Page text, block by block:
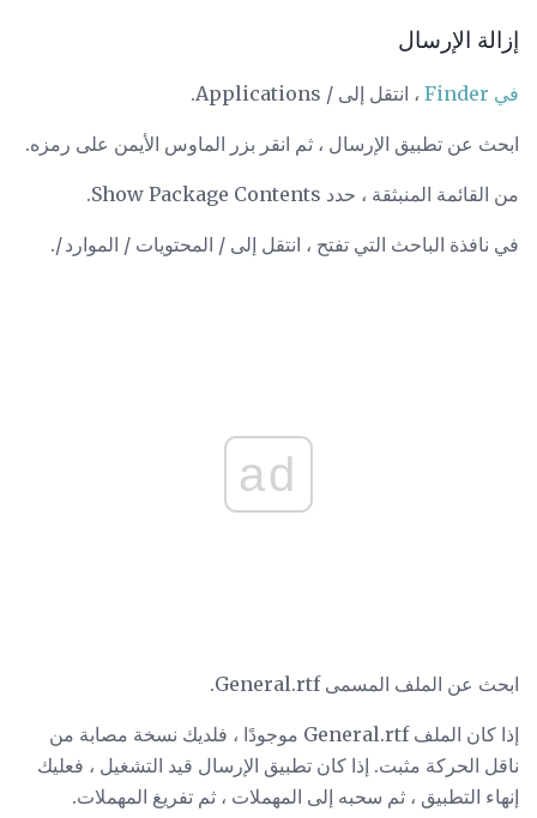
إزالة الإرسال
في Finder ، انتقل إلى / Applications.
ابحث عن تطبيق الإرسال ، ثم انقر بزر الماوس الأيمن على رمزه.
من القائمة المنبثقة ، حدد Show Package Contents.
في نافذة الباحث التي تفتح ، انتقل إلى / المحتويات / الموارد /.
ad
ابحث عن الملف المسمى General.rtf.
إذا كان الملف General.rtf موجودًا ، فلديك نسخة مصابة من
ناقل الحركة مثبت. إذا كان تطبيق الإرسال قيد التشغيل ، فعليك
إنهاء التطبيق ، ثم سحبه إلى المهملات ، ثم تفريغ المهملات.